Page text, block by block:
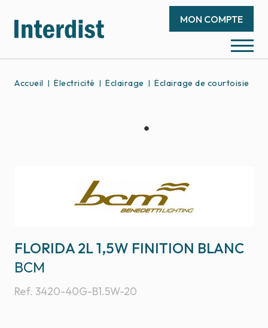
MON COMPTE
Accueil Électricité Éclairage Éclairage de courtoisie
FLORIDA 2L 1,5W FINITION BLANC
Ref. 3420-40G-B1.5W-20
BCM